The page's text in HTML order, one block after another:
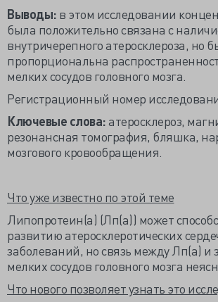
Выводы: в этом исследовании
была положительно связана с
внутричерепного атеросклероза, но
пропорциональна
мелких сосудов головного мозга.
Регистрационный номер
Ключевые слова:атеросклероз,
резонансная томография, бляшка,
мозгового кровообращения.
Что уже известно по этой теме
Липопротеин(а) (Лп(а)) может
развитию атеросклеротических
заболеваний, но связь между Лп(а) и
мелких сосудов головного мозга
Что нового позволяет узнать это